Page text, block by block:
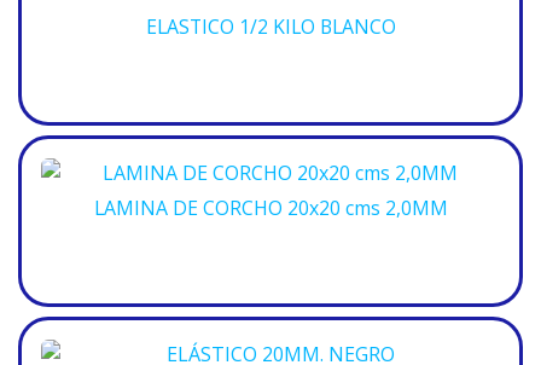
ELASTICO 1/2 KILO BLANCO
LAMINA DE CORCHO 20x20 cms 2,0MM